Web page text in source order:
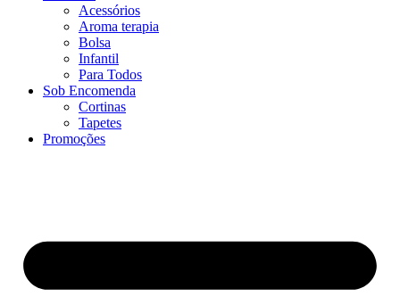
Acessórios
Aroma terapia
Bolsa
Infantil
Para Todos
Sob Encomenda
Cortinas
Tapetes
Promoções